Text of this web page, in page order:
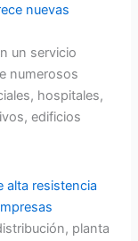
nuevas
un servicio
numerosos
hospitales,
edificios
alta resistencia
planta